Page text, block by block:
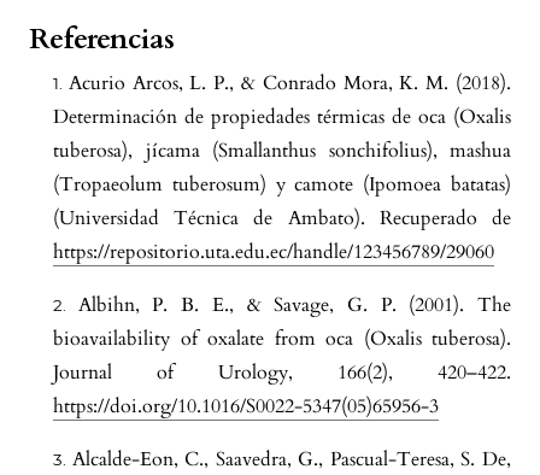
Referencias
Acurio Arcos, L. P., & Conrado Mora, K. M. (2018).
Determinación de propiedades térmicas de oca (Oxalis
tuberosa), jícama (Smallanthus sonchifolius), mashua
(Tropaeolum tuberosum) y camote (Ipomoea batatas)
(Universidad Técnica de Ambato). Recuperado de
https://repositorio.uta.edu.ec/handle/123456789/29060
Albihn, P. B. E., & Savage, G. P. (2001). The
bioavailability of oxalate from oca (Oxalis tuberosa).
Journal of Urology, 166(2), 420–422.
https://doi.org/10.1016/S0022-5347(05)65956-3
Alcalde-Eon, C., Saavedra, G., Pascual-Teresa, S. De,